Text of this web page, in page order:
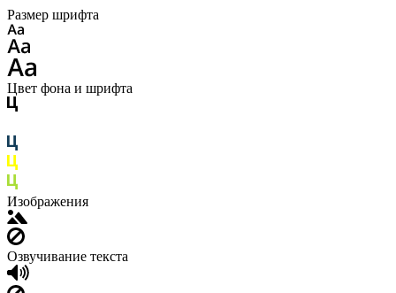
Размер шрифта
Цвет фона и шрифта
Изображения
Озвучивание текста